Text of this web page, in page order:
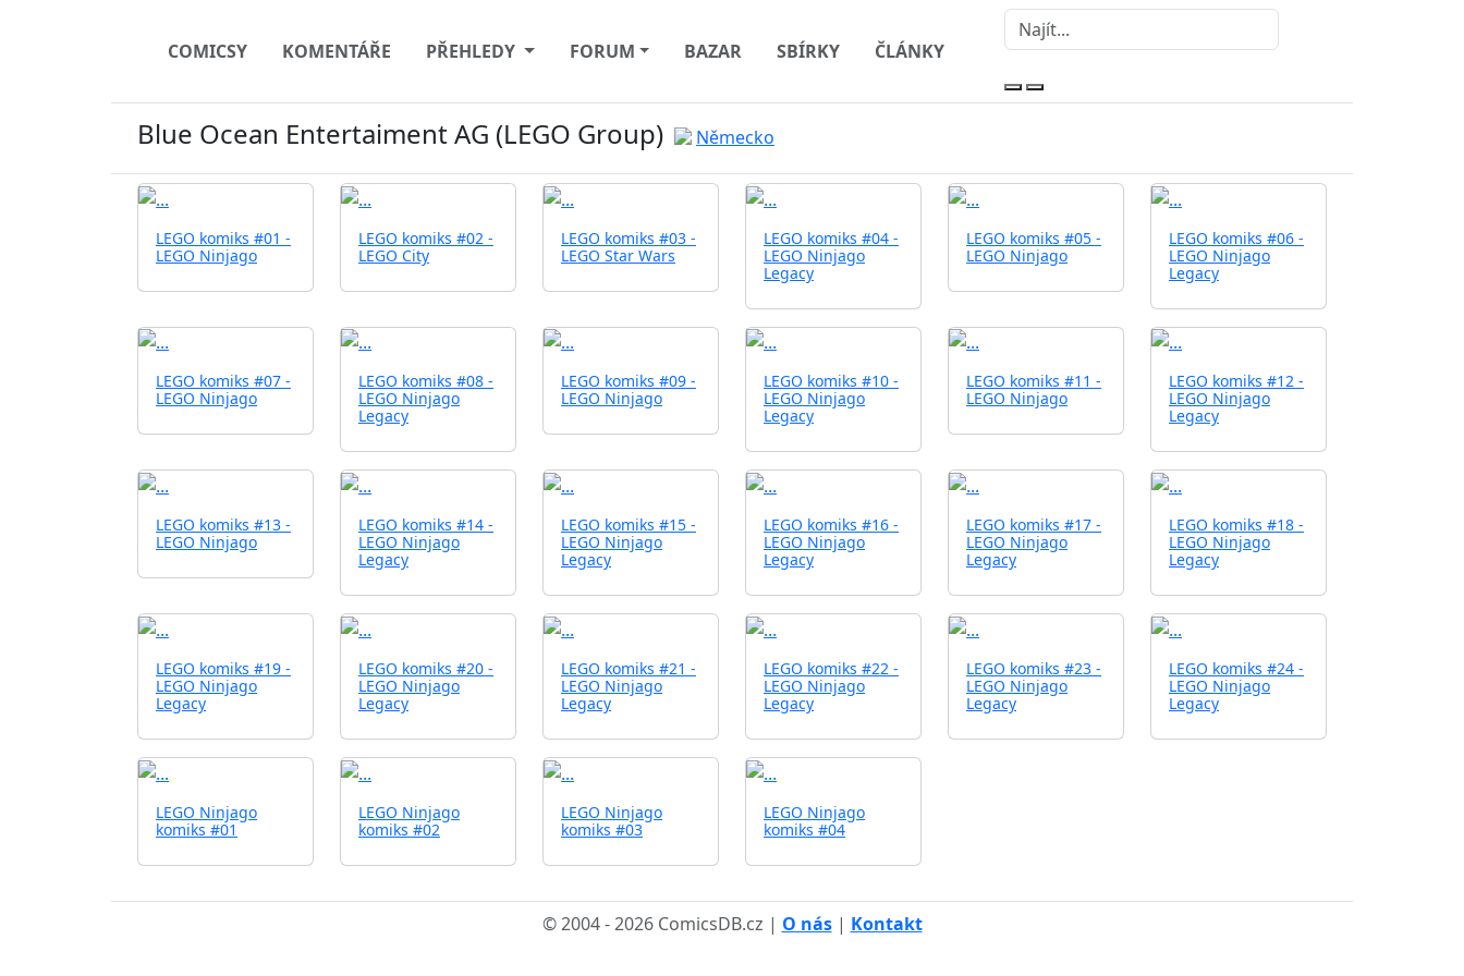
COMICSY KOMENTÁŘE PŘEHLEDY FORUM BAZAR SBÍRKY ČLÁNKY
Blue Ocean Entertaiment AG (LEGO Group) Německo
LEGO komiks #01 -
LEGO Ninjago
LEGO komiks #02 -
LEGO City
LEGO komiks #03 -
LEGO Star Wars
LEGO komiks #04 -
LEGO Ninjago
Legacy
LEGO komiks #05 -
LEGO Ninjago
LEGO komiks #06 -
LEGO Ninjago
Legacy
LEGO komiks #07 -
LEGO Ninjago
LEGO komiks #08 -
LEGO Ninjago
Legacy
LEGO komiks #09 -
LEGO Ninjago
LEGO komiks #10 -
LEGO Ninjago
Legacy
LEGO komiks #11 -
LEGO Ninjago
LEGO komiks #12 -
LEGO Ninjago
Legacy
LEGO komiks #13 -
LEGO Ninjago
LEGO komiks #14 -
LEGO Ninjago
Legacy
LEGO komiks #15 -
LEGO Ninjago
Legacy
LEGO komiks #16 -
LEGO Ninjago
Legacy
LEGO komiks #17 -
LEGO Ninjago
Legacy
LEGO komiks #18 -
LEGO Ninjago
Legacy
LEGO komiks #19 -
LEGO Ninjago
Legacy
LEGO komiks #20 -
LEGO Ninjago
Legacy
LEGO komiks #21 -
LEGO Ninjago
Legacy
LEGO komiks #22 -
LEGO Ninjago
Legacy
LEGO komiks #23 -
LEGO Ninjago
Legacy
LEGO komiks #24 -
LEGO Ninjago
Legacy
LEGO Ninjago
komiks #01
LEGO Ninjago
komiks #02
LEGO Ninjago
komiks #03
LEGO Ninjago
komiks #04
© 2004 - 2026 ComicsDB.cz | O nás| Kontakt